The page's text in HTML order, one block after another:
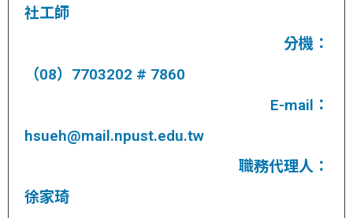
社工師
分機：
（08）7703202 # 7860
E-mail：
hsueh@mail.npust.edu.tw
職務代理人：
徐家琦